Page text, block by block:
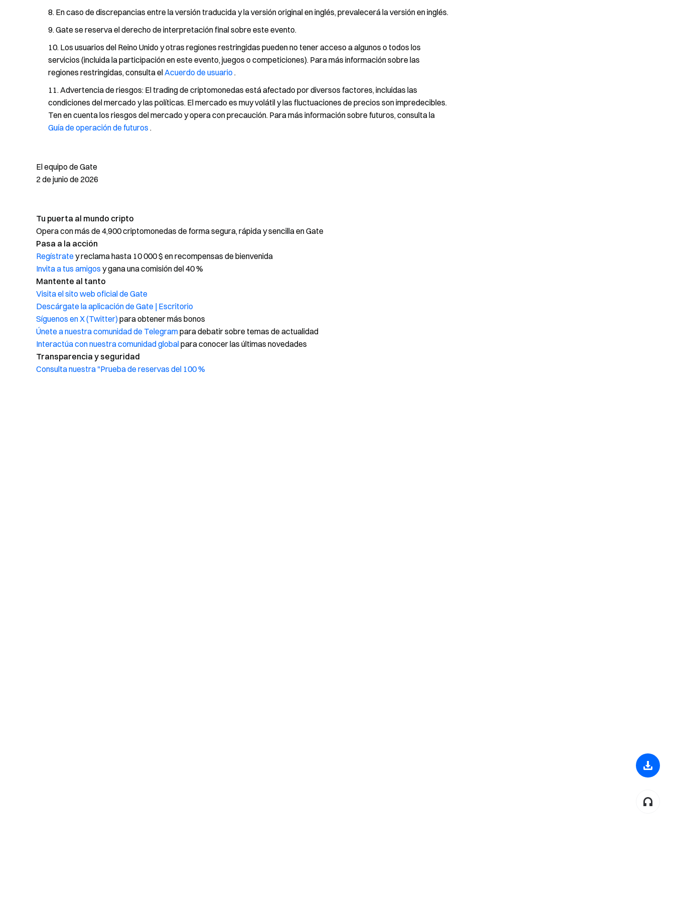
En caso de discrepancias entre la versión traducida y la versión original en inglés, prevalecerá la versión en inglés.
Gate se reserva el derecho de interpretación final sobre este evento.
Los usuarios del Reino Unido y otras regiones restringidas pueden no tener acceso a algunos o todos los
servicios (incluida la participación en este evento, juegos o competiciones). Para más información sobre las
regiones restringidas, consulta elAcuerdo de usuario .
Advertencia de riesgos: El trading de criptomonedas está afectado por diversos factores, incluidas las
condiciones del mercado y las políticas. El mercado es muy volátil y las fluctuaciones de precios son impredecibles.
Ten en cuenta los riesgos del mercado y opera con precaución. Para más información sobre futuros, consulta la
Guía de operación de futuros .
El equipo de Gate
2 de junio de 2026
Tu puerta al mundo cripto
Opera con más de 4,900 criptomonedas de forma segura, rápida y sencilla en Gate
Pasa a la acción
Regístratey reclama hasta 10 000 $ en recompensas de bienvenida
Invita a tus amigos y gana una comisión del 40 %
Mantente al tanto
Visita el sito web oficial de Gate
Descárgate la aplicación de Gate | Escritorio
Síguenos en X (Twitter)para obtener más bonos
Únete a nuestra comunidad de Telegrampara debatir sobre temas de actualidad
Interactúa con nuestra comunidad globalpara conocer las últimas novedades
Transparencia y seguridad
Consulta nuestra "Prueba de reservas del 100 %